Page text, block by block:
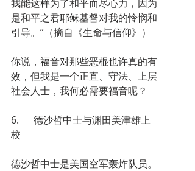
我能这样为了和平而尽心力，因为
是和平之君耶稣基督对我的怜悯和
引导。”（摘自《生命与信仰》）
你说，福音对那些恶棍也许真的有
效，但我是一个正直、守法、上层
社会人士，我何必需要福音呢？
6.      德沙哲中士与渊田美津雄上
校
德沙哲中士是美国空军轰炸队员。